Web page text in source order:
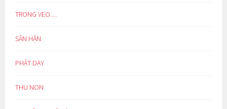
TRONG VEO…
SÂN HẬN
PHẬT DẠY
THU NON